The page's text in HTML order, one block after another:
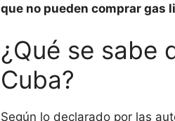
que no pueden comprar gas
¿Qué se sabe
Cuba?
Según lo declarado por las